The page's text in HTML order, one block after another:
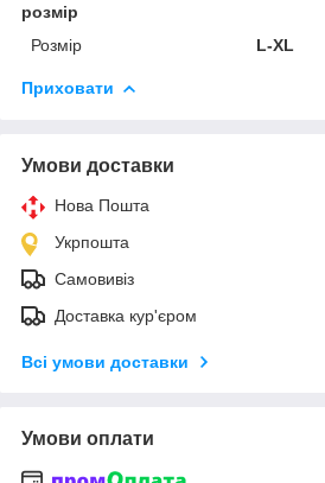
розмір
Розмір
L-XL
Приховати
Умови доставки
Нова Пошта
Укрпошта
Самовивіз
Доставка кур'єром
Всі умови доставки
Умови оплати